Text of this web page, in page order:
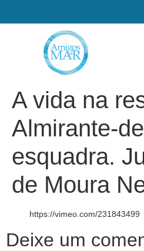
A vida na
Almirante-
esquadra.
de Moura
https://vimeo.com/231843499
Deixe um